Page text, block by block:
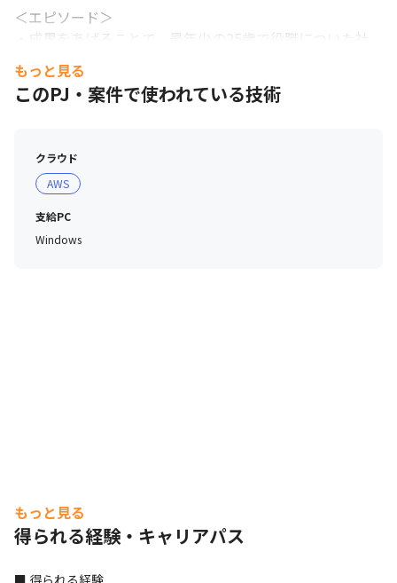
＜エピソード＞
・成果をあげることで、最年少の25歳で役職についた社
員がいます
■ 会社について
月）
・社内で技術のノウハウを集めたサイトを運用しており、
疑問点について、効率よく自分で調べるための環境が整備
されています
・毎月業績報告のための動画を発信しており、社員が事業
もっと見る
このPJ・案件で使われている技術
クラウド
AWS
支給PC
Windows
もっと見る
得られる経験・キャリアパス
■ 得られる経験